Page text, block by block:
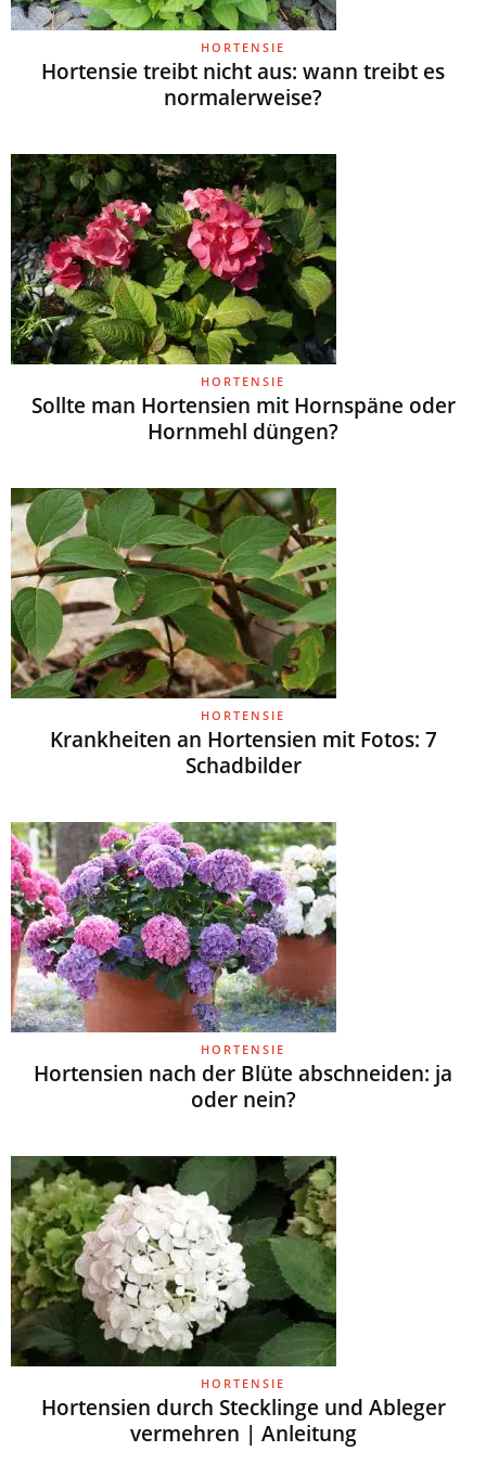
HORTENSIE
Hortensie treibt nicht aus: wann treibt es
normalerweise?
HORTENSIE
Sollte man Hortensien mit Hornspäne oder
Hornmehl düngen?
HORTENSIE
Krankheiten an Hortensien mit Fotos: 7
Schadbilder
HORTENSIE
Hortensien nach der Blüte abschneiden: ja
oder nein?
HORTENSIE
Hortensien durch Stecklinge und Ableger
vermehren | Anleitung